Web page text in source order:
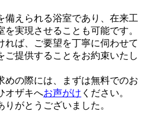
備えられる浴室であり、在来工
実現させることも可能です。
れば、ご要望を丁寧に伺わせて
ご提供することをお約束いたし
めの際には、まずは無料でのお
オザキへお声がけ ください。
がとうございました。